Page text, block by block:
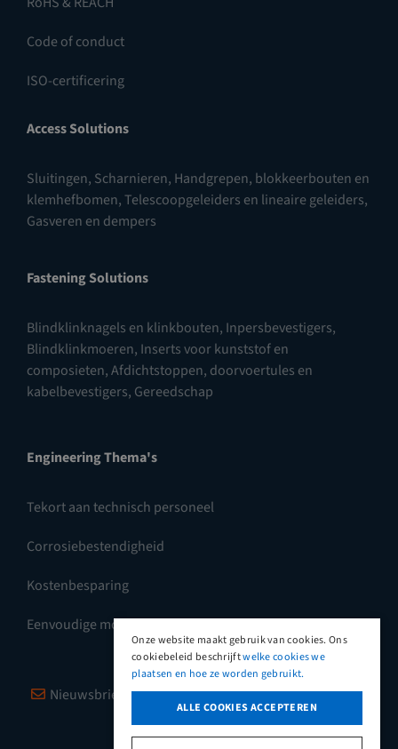
Code of conduct
ISO-certificering
Access Solutions
Sluitingen, Scharnieren, Handgrepen, blokkeerbouten en
klemhefbomen,Telescoopgeleiders en lineaire geleiders,
Gasveren en dempers
Fastening Solutions
Blindklinknagels en klinkbouten, Inpersbevestigers,
Blindklinkmoeren, Inserts voor kunststof en
composieten,Afdichtstoppen, doorvoertules en
kabelbevestigers, Gereedschap
Engineering Thema's
Tekort aan technisch personeel
Corrosiebestendigheid
Kostenbesparing
Eenvoudige montage
Nieuwsbrief Vimeo LinkedIn
Onze website maakt gebruik van cookies. Ons
cookiebeleid beschrijftwelke cookies we
plaatsen en hoe ze worden gebruikt.
ALLE COOKIES ACCEPTEREN